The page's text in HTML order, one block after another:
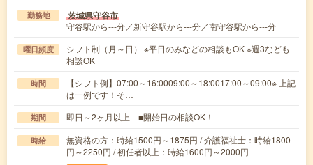
勤務地 茨城県守谷市
守谷駅から---分／新守谷駅から---分／南守谷駅から---分
曜日頻度
シフト制（月～日） ※平日のみなどの相談もOK ※週3なども
相談OK
時間
【シフト例】07:00～16:0009:00～18:0017:00～09:00※ 上記
は一例です！そ…
期間 即日～2ヶ月以上 ■開始日の相談OK！
時給
無資格の方：時給1500円～1875円 / 介護福祉士：時給1800
円～2250円 / 初任者以上：時給1600円～2000円